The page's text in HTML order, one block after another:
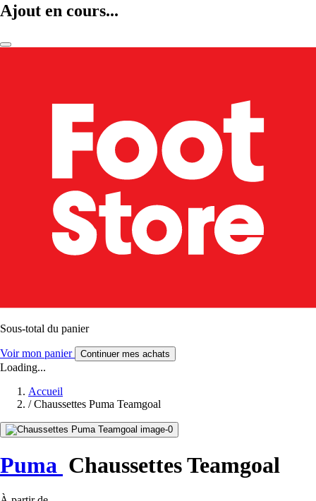
Ajout en cours...
Sous-total du panier
Voir mon panier Continuer mes achats
Loading...
Accueil
/ Chaussettes Puma Teamgoal
Puma Chaussettes Teamgoal